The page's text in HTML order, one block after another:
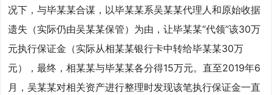
况下，与毕某某合谋，以毕某某系吴某某代理人和原始收据
遗失（实际仍由吴某某保管）为由，让毕某某“代领”该30万
元执行保证金（实际从相某某银行卡中转给毕某某30万
元），最终，相某某与毕某某各分得15万元。直至2019年6
月，吴某某对相关资产进行整理时发现该笔执行保证金一直